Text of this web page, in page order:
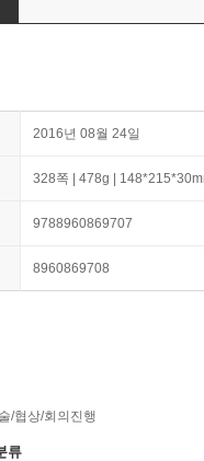
2016년 08월 24일
328쪽 | 478g |
9788960869707
8960869708
/협상/회의진행
류